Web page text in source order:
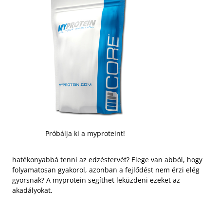
Próbálja ki a myproteint!
hatékonyabbá tenni az edzéstervét? Elege van abból, hogy
folyamatosan gyakorol, azonban a fejlődést nem érzi elég
gyorsnak? A myprotein segíthet leküzdeni ezeket az
akadályokat.